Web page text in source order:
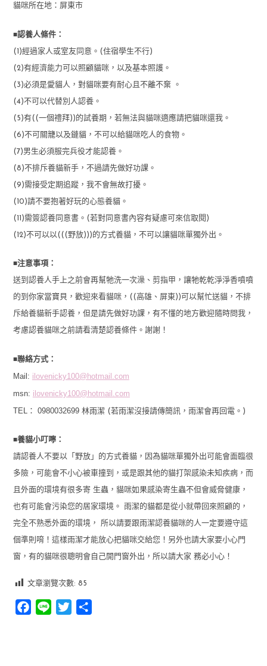
貓咪所在地：屏東市
■認養人條件：
(1)經過家人或室友同意。(住宿學生不行)
(2)有經濟能力可以照顧貓咪，以及基本照護。
(3)必須是愛貓人，對貓咪要有耐心且不離不棄 。
(4)不可以代替別人認養。
(5)有((一個禮拜))的試養期，若無法與貓咪適應請把貓咪還我。
(6)不可關籠以及鏈貓，不可以給貓咪吃人的食物。
(7)男生必須服完兵役才能認養。
(8)不排斥養貓新手，不過請先做好功課。
(9)需接受定期追蹤，我不會無故打擾。
(10)請不要抱著好玩的心態養貓。
(11)需簽認養同意書。(若對同意書內容有疑慮可來信取閱)
(12)不可以以(((野放)))的方式養貓，不可以讓貓咪單獨外出。
■注意事項：
送到認養人手上之前會再幫牠洗一次澡、剪指甲，讓牠乾乾淨淨香噴噴
的到你家當寶貝，歡迎來看貓咪，((高雄、屏東))可以幫忙送貓，不排
斥給養貓新手認養，但是請先做好功課，有不懂的地方歡迎隨時問我，
考慮認養貓咪之前請看清楚認養條件。謝謝！
■聯絡方式：
Mail: ilovenicky100@hotmail.com
msn: ilovenicky100@hotmail.com
TEL： 0980032699林雨潔 (若雨潔沒接請傳簡訊，雨潔會再回電。)
■養貓小叮嚀：
請認養人不要以「野放」的方式養貓，因為貓咪單獨外出可能會面臨很
多險，可能會不小心被車撞到，或是跟其他的貓打架感染未知疾病，而
且外面的環境有很多寄 生蟲，貓咪如果感染寄生蟲不但會威脅健康，
也有可能會污染您的居家環境。 雨潔的貓都是從小就帶回來照顧的，
完全不熟悉外面的環境， 所以請要跟雨潔認養貓咪的人一定要遵守這
個準則唷！這樣雨潔才能放心把貓咪交給您！另外也請大家要小心門
窗，有的貓咪很聰明會自己開門窗外出，所以請大家 務必小心！
文章瀏覽次數: 85
Facebook
Line Twitter